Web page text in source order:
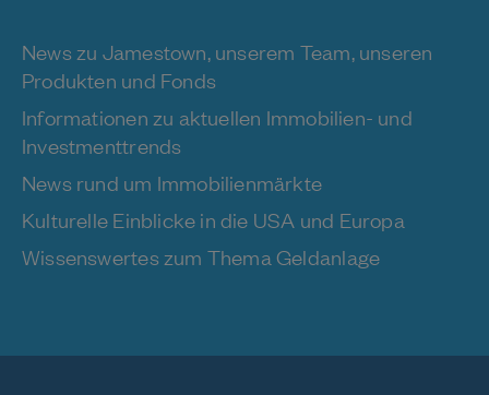
News zu Jamestown, unserem Team, unseren
Produkten und Fonds
Informationen zu aktuellen Immobilien- und
Investmenttrends
News rund um Immobilienmärkte
Kulturelle Einblicke in die USA und Europa
Wissenswertes zum Thema Geldanlage